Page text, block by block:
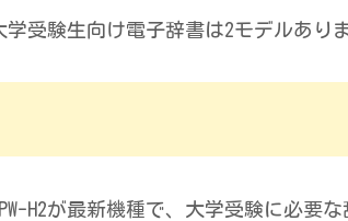
受験生向け電子辞書は2モデルありま
H2が最新機種で、大学受験に必要